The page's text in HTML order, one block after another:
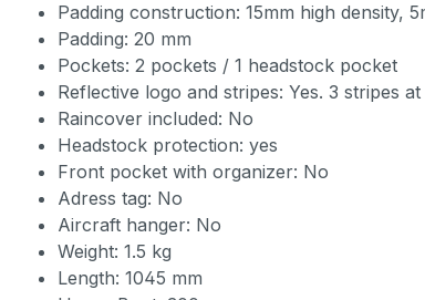
Padding construction: 15mm high density,
Padding: 20 mm
Pockets: 2 pockets / 1 headstock pocket
Reflective logo and stripes: Yes. 3 stripes
Raincover included: No
Headstock protection: yes
Front pocket with organizer: No
Adress tag: No
Aircraft hanger: No
Weight: 1.5 kg
Length: 1045 mm